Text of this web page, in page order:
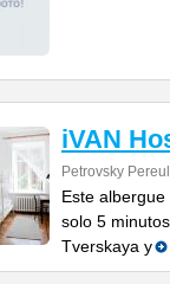
iVAN
Petrovsky
Este
solo 5
Tverskaya y